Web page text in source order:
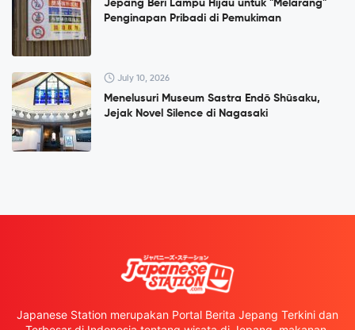
Jepang Beri Lampu Hijau untuk "Melarang"
Penginapan Pribadi di Pemukiman
July 10, 2026
Menelusuri Museum Sastra Endō Shūsaku,
Jejak Novel Silence di Nagasaki
Japanese Station merupakan Portal Berita Jepang Terkini dan